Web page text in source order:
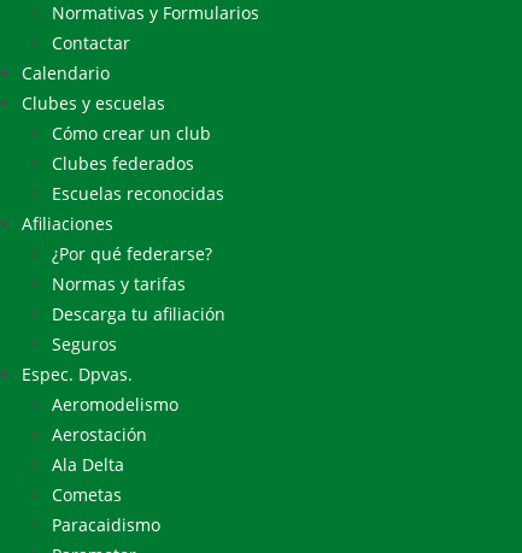
Normativas y Formularios
Contactar
Calendario
Clubes y escuelas
Cómo crear un club
Clubes federados
Escuelas reconocidas
Afiliaciones
¿Por qué federarse?
Normas y tarifas
Descarga tu afiliación
Seguros
Espec. Dpvas.
Aeromodelismo
Aerostación
Ala Delta
Cometas
Paracaidismo